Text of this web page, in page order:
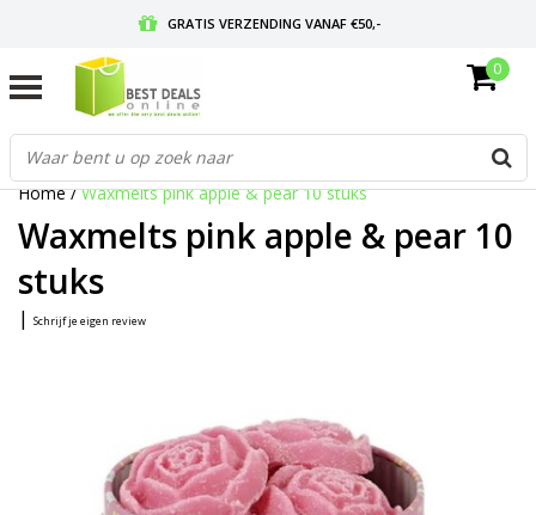
GRATIS VERZENDING VANAF €50,-
GRATIS RETOURNEREN EN 30 DAGEN BEDENKTIJD
0
Home/Waxmelts pink apple & pear 10 stuks
Waxmelts pink apple & pear 10
stuks
| Schrijf je eigen review